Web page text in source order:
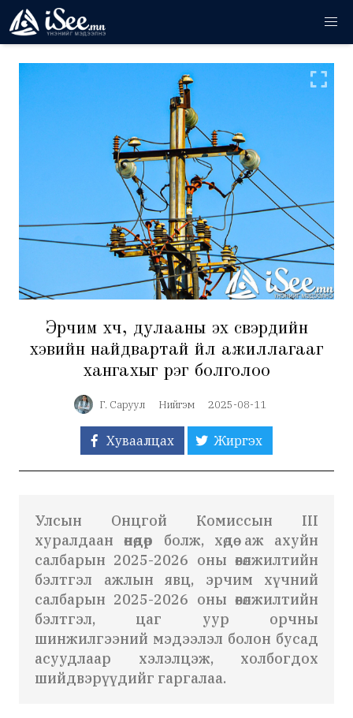
Эрчим хүч, дулааны эх үүсвэрүүдийн
хэвийн найдвартай үйл ажиллагааг
хангахыг үүрэг болголоо
Г. Саруул Нийгэм 2025-08-11
Хуваалцах Жиргэх
Улсын Онцгой Комиссын III
хуралдаан өнөөдөр болж, хөдөө аж ахуйн
салбарын 2025-2026 оны өвөлжилтийн
бэлтгэл ажлын явц, эрчим хүчний
салбарын 2025-2026 оны өвөлжилтийн
бэлтгэл, цаг уур орчны
шинжилгээний мэдээлэл болон бусад
асуудлаар хэлэлцэж, холбогдох
шийдвэрүүдийг гаргалаа.